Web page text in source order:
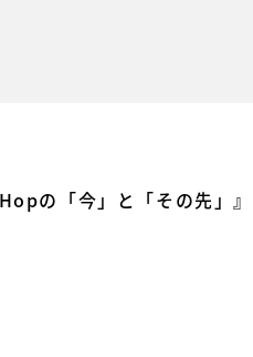
の「今」と「その先」』